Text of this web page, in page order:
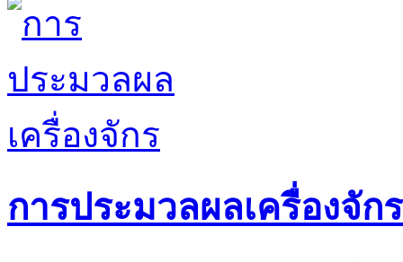
การประมวลผลเครื่องจักร